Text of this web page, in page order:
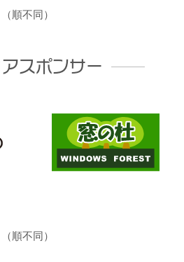
（順不同）
スポンサー
（順不同）